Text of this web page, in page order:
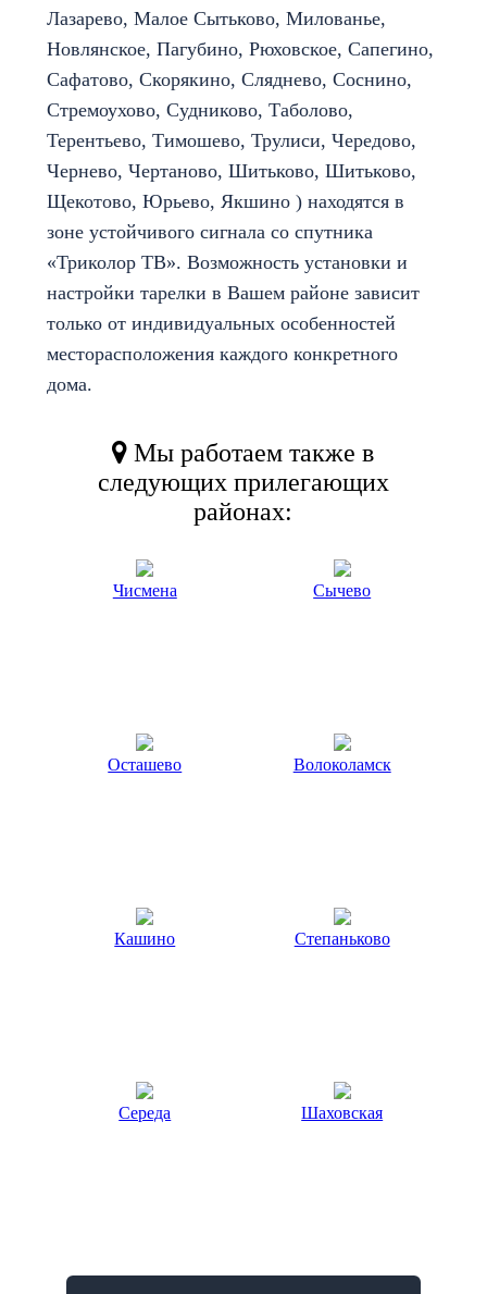
Лазарево, Малое Сытьково, Милованье,
Новлянское, Пагубино, Рюховское, Сапегино,
Сафатово, Скорякино, Сляднево, Соснино,
Стремоухово, Судниково, Таболово,
Терентьево, Тимошево, Трулиси, Чередово,
Чернево, Чертаново, Шитьково, Шитьково,
Щекотово, Юрьево, Якшино ) находятся в
зоне устойчивого сигнала со спутника
«Триколор ТВ». Возможность установки и
настройки тарелки в Вашем районе зависит
только от индивидуальных особенностей
месторасположения каждого конкретного
дома.
Мы работаем также в
следующих прилегающих
районах:
Чисмена Сычево
Осташево Волоколамск
Кашино Степаньково
Середа Шаховская